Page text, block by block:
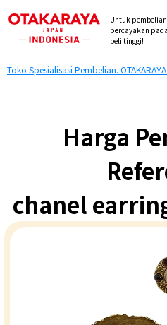
Untuk
percayakan
beli tinggi!
Toko Spesialisasi Pembelian.
Harga
chanel